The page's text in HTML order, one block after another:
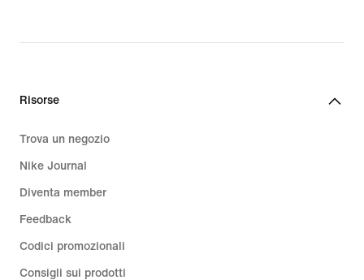
Risorse
Trova un negozio
Nike Journal
Diventa member
Feedback
Codici promozionali
Consigli sui prodotti